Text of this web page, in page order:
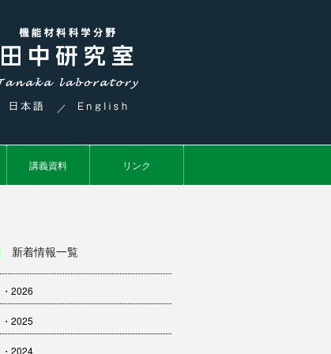
／
講義資料 リンク
新着情報一覧
・2026
・2025
・2024